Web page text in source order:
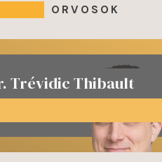
ORVOSOK
Trévidic Thibault